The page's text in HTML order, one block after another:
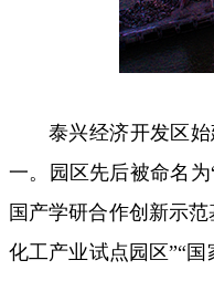
泰兴经济开发区
一。园区先后被命名
国产学研合作创新示
化工产业试点园区”“